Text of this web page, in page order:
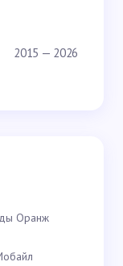
2015 — 2026
Оранж